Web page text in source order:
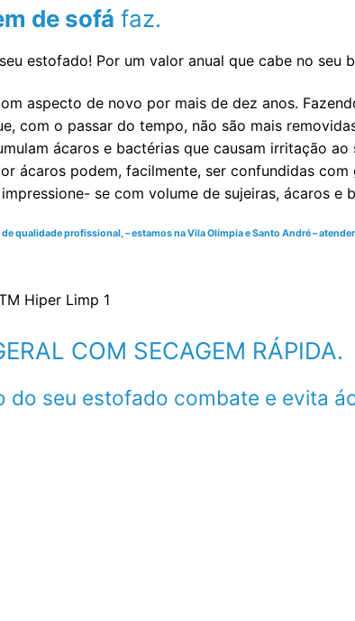
de sofá faz.
estofado! Por um valor anual que cabe no seu
aspecto de novo por mais de dez anos.
com o passar do tempo, não são mais
ácaros e bactérias que causam irritação
ácaros podem, facilmente, ser confundidas
se com volume de sujeiras, ácaros
qualidade profissional, – estamos na Vila Olímpia e Santo André –
COM SECAGEM RÁPIDA.
seu estofado combate e evita